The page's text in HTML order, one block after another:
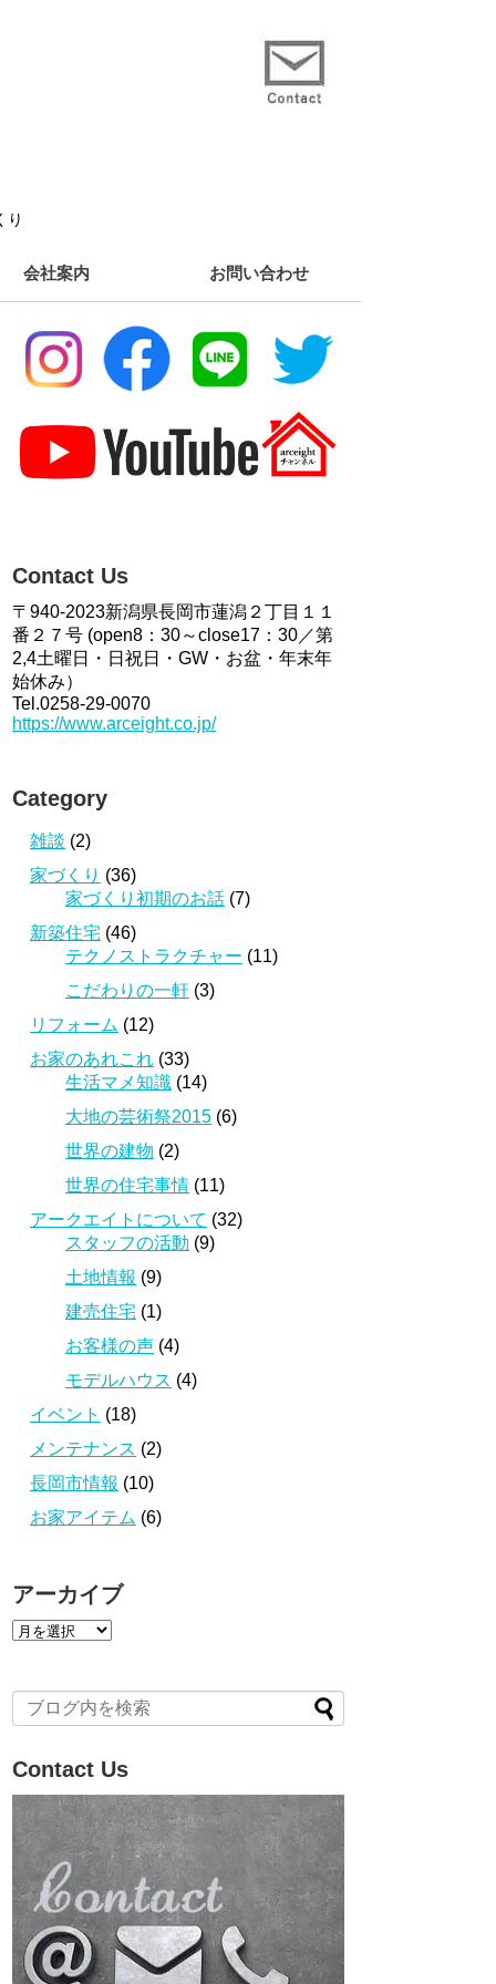
り
会社案内 お問い合わせ
Contact Us
〒940-2023新潟県長岡市蓮潟２丁目１１
番２７号 (open8：30～close17：30／第
2,4土曜日・日祝日・GW・お盆・年末年
始休み）
Tel.0258-29-0070
https://www.arceight.co.jp/
Category
雑談 (2)
家づくり (36)
家づくり初期のお話 (7)
新築住宅 (46)
テクノストラクチャー (11)
こだわりの一軒 (3)
リフォーム (12)
お家のあれこれ (33)
生活マメ知識 (14)
大地の芸術祭2015 (6)
世界の建物 (2)
世界の住宅事情 (11)
アークエイトについて (32)
スタッフの活動 (9)
土地情報 (9)
建売住宅 (1)
お客様の声 (4)
モデルハウス (4)
イベント (18)
メンテナンス (2)
長岡市情報 (10)
お家アイテム (6)
アーカイブ
ア
イ
ブ
Contact Us